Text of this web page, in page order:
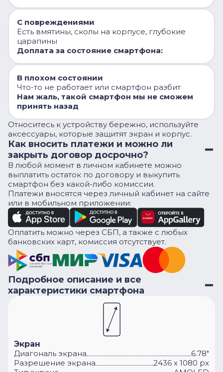
С повреждениями
Есть вмятины, сколы на корпусе, глубокие
царапины
Доплата за состояние смартфона:
В плохом состоянии
Что-то не работает или смартфон разбит
Нам жаль, такой смартфон мы не сможем
принять назад
Относитесь к устройству бережно, используйте
аксессуары, которые защитят экран и корпус.
Как вносить платежи и можно ли
закрыть договор досрочно?
В любой момент в личном кабинете можно
выплатить остаток по договору и выкупить
смартфон без какой-либо комиссии.
Платежи вносятся через личный кабинет на сайте
или в мобильном приложении:
Оплатить можно через СБП, а также с любых
банковских карт, комиссия отсутствует.
Подробное описание и все
характеристики смартфона
Экран
Диагональ экрана
6.78"
Разрешение экрана
2436 x 1080 px